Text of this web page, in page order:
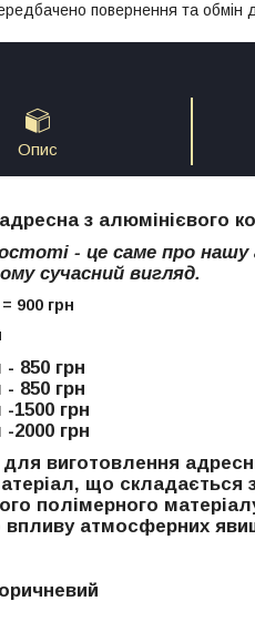
повернення та обмін
Опис
з алюмінієвого
- це саме про
сучасний вигляд.
900 грн
850 грн
850 грн
1500 грн
2000 грн
виготовлення
що складається
полімерного
впливу атмосферних